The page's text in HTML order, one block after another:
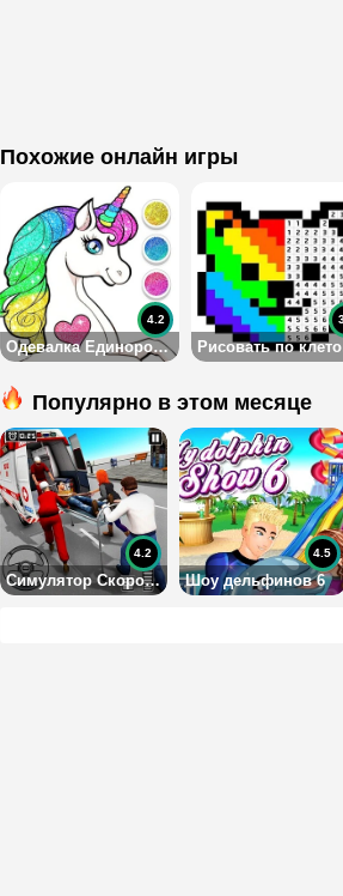
Похожие онлайн игры
Одевалка Единорогов
4.2
Популярно в этом месяце
Симулятор Скорой помощи
4.2
Шоу дельфинов 6
4.5